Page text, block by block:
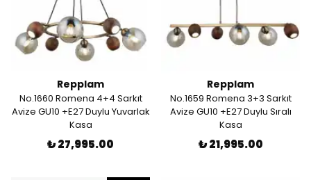
Repplam
No.1660 Romena 4+4 Sarkıt
Avize GU10 +E27 Duylu Yuvarlak
Kasa
₺ 27,995.00
Repplam
No.1659 Romena 3+3 Sarkıt
Avize GU10 +E27 Duylu Sıralı
Kasa
₺ 21,995.00